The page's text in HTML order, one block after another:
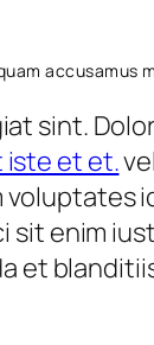
accusamus
sint.
iste et et.
enim
et